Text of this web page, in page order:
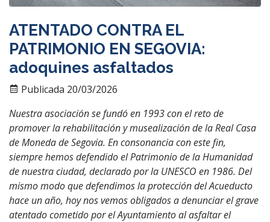
ATENTADO CONTRA EL
PATRIMONIO EN SEGOVIA:
adoquines asfaltados
Publicada 20/03/2026
Nuestra asociación se fundó en 1993 con el reto de
promover la rehabilitación y musealización de la Real Casa
de Moneda de Segovia. En consonancia con este fin,
siempre hemos defendido el Patrimonio de la Humanidad
de nuestra ciudad, declarado por la UNESCO en 1986. Del
mismo modo que defendimos la protección del Acueducto
hace un año, hoy nos vemos obligados a denunciar el grave
atentado cometido por el Ayuntamiento al asfaltar el